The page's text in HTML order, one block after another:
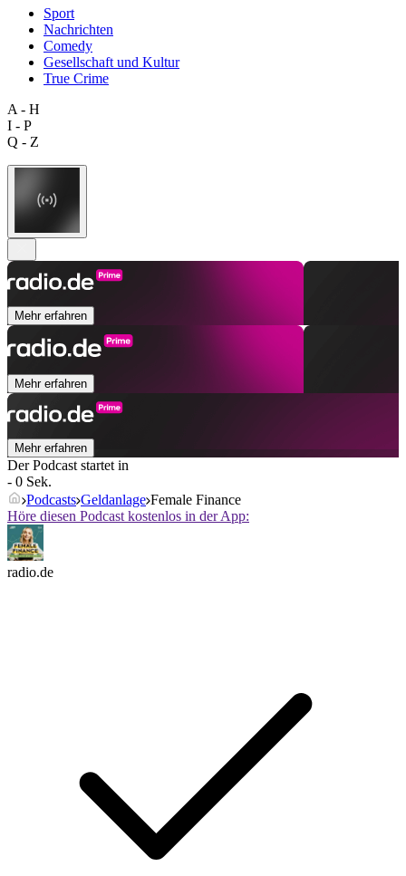
Sport
Nachrichten
Comedy
Gesellschaft und Kultur
True Crime
A - H
I - P
Q - Z
Mehr erfahren
Mehr erfahren
Mehr erfahren
Der Podcast startet in
- 0 Sek.
Podcasts Geldanlage Female Finance
Höre diesen Podcast kostenlos in der App:
radio.de